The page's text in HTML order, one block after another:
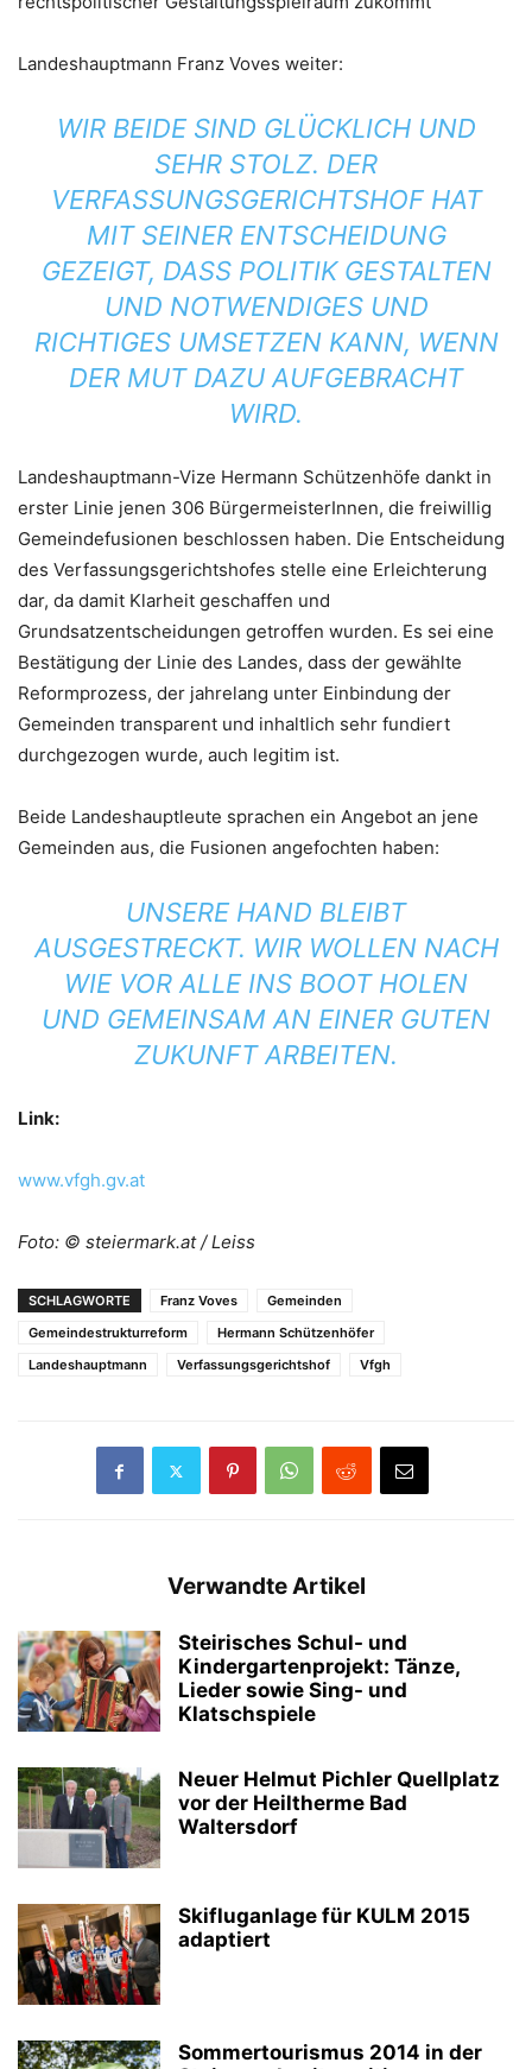
Landeshauptmann Franz Voves weiter:
WIR BEIDE SIND GLÜCKLICH UND
SEHR STOLZ. DER
VERFASSUNGSGERICHTSHOF HAT
MIT SEINER ENTSCHEIDUNG
GEZEIGT, DASS POLITIK GESTALTEN
UND NOTWENDIGES UND
RICHTIGES UMSETZEN KANN, WENN
DER MUT DAZU AUFGEBRACHT
WIRD.
Landeshauptmann-Vize Hermann Schützenhöfe dankt in
erster Linie jenen 306 BürgermeisterInnen, die freiwillig
Gemeindefusionen beschlossen haben. Die Entscheidung
des Verfassungsgerichtshofes stelle eine Erleichterung
dar, da damit Klarheit geschaffen und
Grundsatzentscheidungen getroffen wurden. Es sei eine
Bestätigung der Linie des Landes, dass der gewählte
Reformprozess, der jahrelang unter Einbindung der
Gemeinden transparent und inhaltlich sehr fundiert
durchgezogen wurde, auch legitim ist.
Beide Landeshauptleute sprachen ein Angebot an jene
Gemeinden aus, die Fusionen angefochten haben:
UNSERE HAND BLEIBT
AUSGESTRECKT. WIR WOLLEN NACH
WIE VOR ALLE INS BOOT HOLEN
UND GEMEINSAM AN EINER GUTEN
ZUKUNFT ARBEITEN.
Link:
www.vfgh.gv.at
Foto: © steiermark.at / Leiss
SCHLAGWORTE Franz Voves
Gemeinden
Gemeindestrukturreform
Hermann Schützenhöfer
Landeshauptmann
Verfassungsgerichtshof Vfgh
Verwandte Artikel
Steirisches Schul- und
Kindergartenprojekt: Tänze,
Lieder sowie Sing- und
Klatschspiele
Neuer Helmut Pichler Quellplatz
vor der Heiltherme Bad
Waltersdorf
Skifluganlage für KULM 2015
adaptiert
Sommertourismus 2014 in der